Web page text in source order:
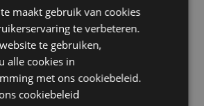
maakt gebruik van cookies
te verbeteren.
te gebruiken,
alle cookies in
met ons cookiebeleid.
cookiebeleid